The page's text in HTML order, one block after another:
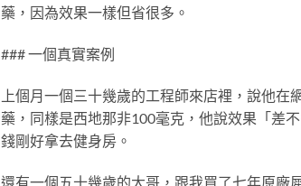
藥，因為效果一樣但省很多。
### 一個真實案例
上個月一個三十幾歲的工程師來店裡，說他
藥，同樣是西地那非100毫克，他說效果「差
錢剛好拿去健身房。
還有一個五十幾歲的大哥，跟我買了七年原廠